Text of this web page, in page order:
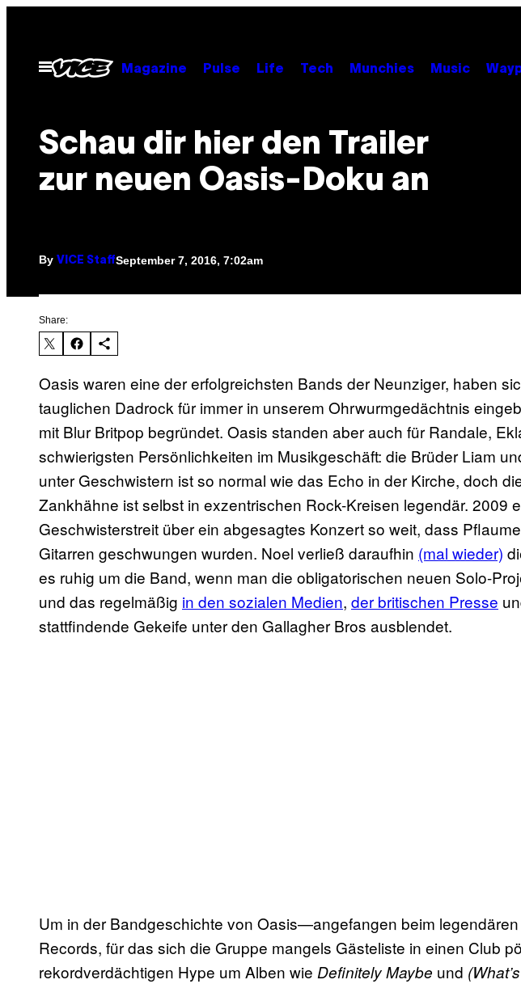
contentOpen
Menu
Magazine Pulse Life Tech Munchies Music
Schau dir hier den Trailer
zur neuen Oasis-Doku an
By VICE StaffSeptember 7, 2016, 7:02am
Share:
Oasis waren eine der erfolgreichsten Bands der Neunziger, haben
tauglichen Dadrock für immer in unserem Ohrwurmgedächtnis
mit Blur Britpop begründet. Oasis standen aber auch für Randale,
schwierigsten Persönlichkeiten im Musikgeschäft: die Brüder Liam
unter Geschwistern ist so normal wie das Echo in der Kirche, doch
Zankhähne ist selbst in exzentrischen Rock-Kreisen legendär. 2009
Geschwisterstreit über ein abgesagtes Konzert so weit, dass
Gitarren geschwungen wurden. Noel verließ daraufhin (mal wieder)
es ruhig um die Band, wenn man die obligatorischen neuen Solo-
und das regelmäßig in den sozialen Medien, der britischen Presse
stattfindende Gekeife unter den Gallagher Bros ausblendet.
Um in der Bandgeschichte von Oasis—angefangen beim
Records, für das sich die Gruppe mangels Gästeliste in einen Club
rekordverdächtigen Hype um Alben wie Definitely Maybe und